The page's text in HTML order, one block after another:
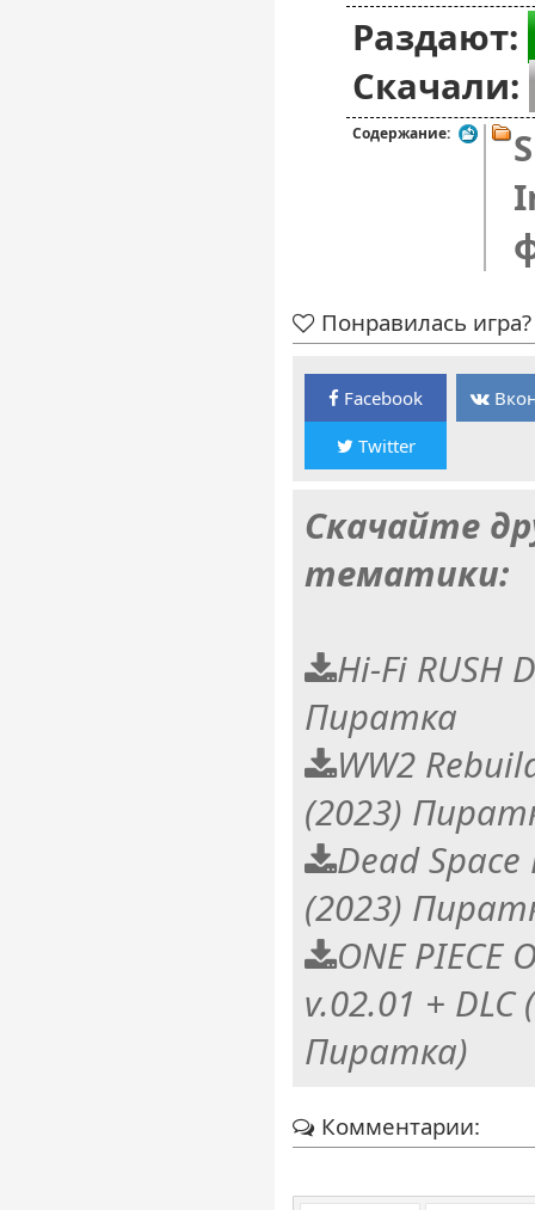
Раздают:
Скачали:
Содержание:
Понравилась
Facebook
Twitter
Скачайте
тематики:
Hi-Fi RUSH
Пиратка
WW2
(2023)
Dead
(2023)
ONE PIECE
v.02.01 + DLC
Пиратка)
Комментарии: